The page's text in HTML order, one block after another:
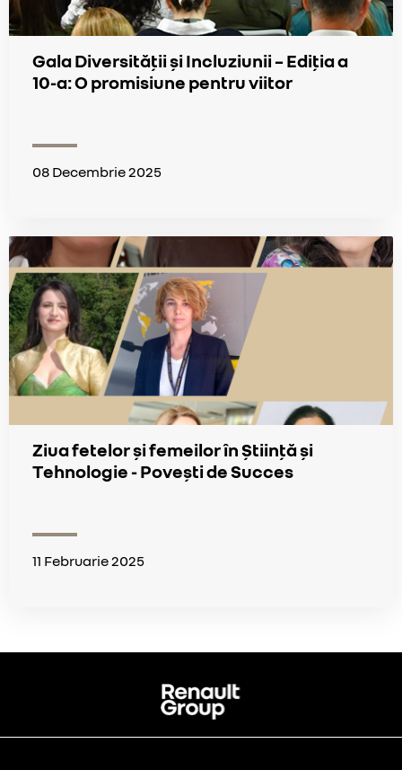
Gala Diversității și Incluziunii – Ediția a
10-a: O promisiune pentru viitor
08 Decembrie 2025
Ziua fetelor și femeilor în Știință și
Tehnologie - Povești de Succes
11 Februarie 2025